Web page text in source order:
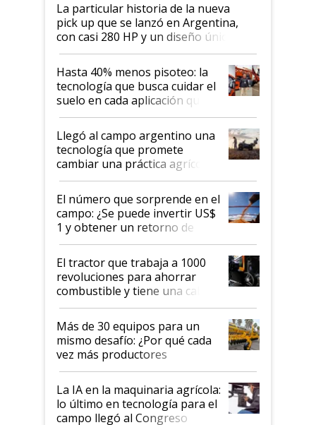
La particular historia de la nueva
pick up que se lanzó en Argentina,
con casi 280 HP y un diseño único: a
cuánto se vende
Hasta 40% menos pisoteo: la
tecnología que busca cuidar el
suelo en cada aplicación que
llevó Jacto al Congreso
Aapresid 2026
Llegó al campo argentino una
tecnología que promete
cambiar una práctica agrícola
clave: ¿Y si analizar el suelo
fuera tan simple como apretar
un botón?
El número que sorprende en el
campo: ¿Se puede invertir US$
1 y obtener un retorno de
hasta US$ 10 en agricultura?
El tractor que trabaja a 1000
revoluciones para ahorrar
combustible y tiene una cabina
que parece una computadora:
lo último en el mundo,
disponible en Argentina
Más de 30 equipos para un
mismo desafío: ¿Por qué cada
vez más productores
incorporan fertilizante bajo
tierra?
La IA en la maquinaria agrícola:
lo último en tecnología para el
campo llegó al Congreso